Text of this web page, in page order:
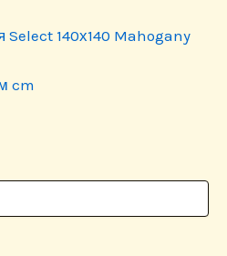
140х140 Mahogany
cm